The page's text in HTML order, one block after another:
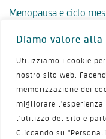
Diamo valore
Utilizziamo i cookie
nostro sito web.
memorizzazione dei
migliorare
l'utilizzo del sito e
Cliccando su
Menopausa e ciclo
Menopausa precoce
Salute psicologica in
Igiene intima in
Menopausa e sport